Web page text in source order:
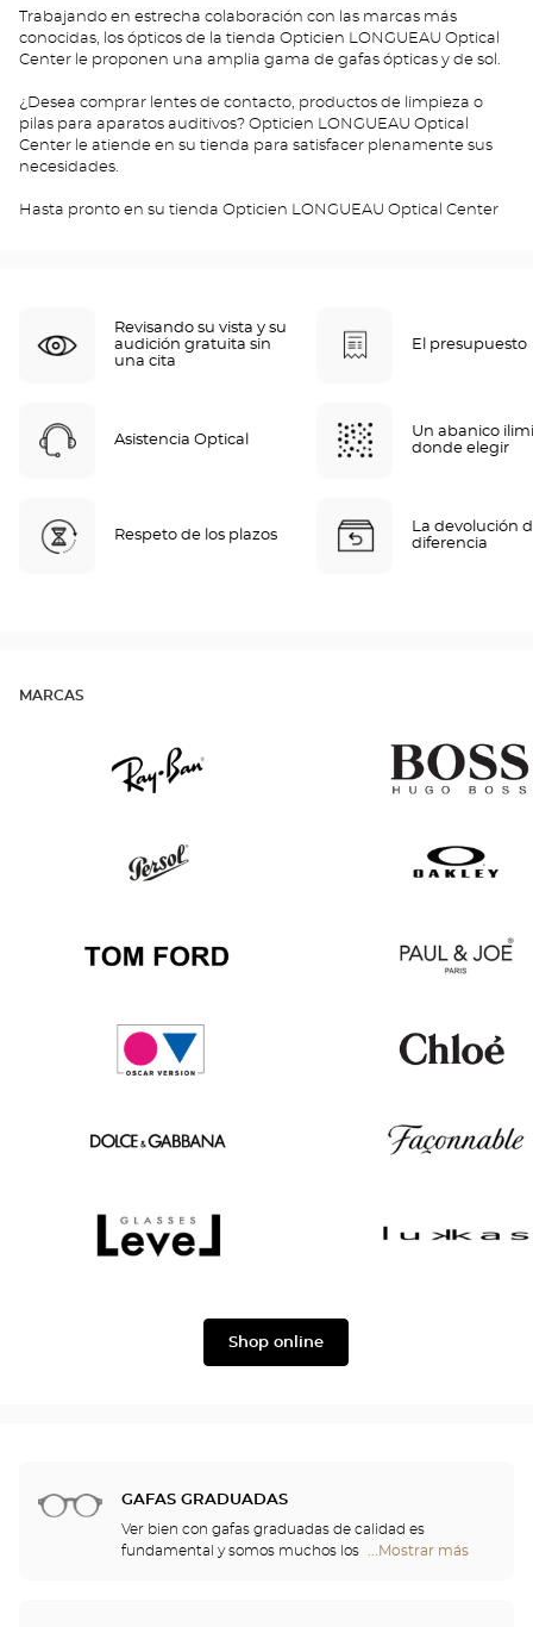
Trabajando en estrecha colaboración con las marcas más
conocidas, los ópticos de la tienda Opticien LONGUEAU Optical
Center le proponen una amplia gama de gafas ópticas y de sol.
¿Desea comprar lentes de contacto, productos de limpieza o
pilas para aparatos auditivos? Opticien LONGUEAU Optical
Center le atiende en su tienda para satisfacer plenamente sus
necesidades.
Hasta pronto en su tienda Opticien LONGUEAU Optical Center
Revisando su vista y su
audición gratuita sin
una cita
El presupuesto
Asistencia Optical
Un abanico
donde elegir
Respeto de los plazos
La devolución
diferencia
MARCAS
Shop online
GAFAS GRADUADAS
Ver bien con gafas graduadas de calidad es
fundamental y somos muchos los que...Mostrar más
tiendas